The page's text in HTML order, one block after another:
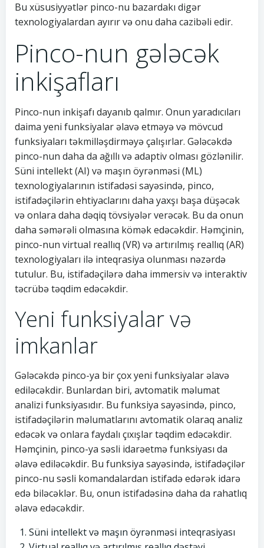
Bu xüsusiyyətlər pinco-nu bazardakı digər
texnologiyalardan ayırır və onu daha cazibəli edir.
Pinco-nun gələcək
inkişafları
Pinco-nun inkişafı dayanıb qalmır. Onun yaradıcıları
daima yeni funksiyalar əlavə etməyə və mövcud
funksiyaları təkmilləşdirməyə çalışırlar. Gələcəkdə
pinco-nun daha da ağıllı və adaptiv olması gözlənilir.
Süni intellekt (AI) və maşın öyrənməsi (ML)
texnologiyalarının istifadəsi sayəsində, pinco,
istifadəçilərin ehtiyaclarını daha yaxşı başa düşəcək
və onlara daha dəqiq tövsiyələr verəcək. Bu da onun
daha səmərəli olmasına kömək edəcəkdir. Həmçinin,
pinco-nun virtual reallıq (VR) və artırılmış reallıq (AR)
texnologiyaları ilə inteqrasiya olunması nəzərdə
tutulur. Bu, istifadəçilərə daha immersiv və interaktiv
təcrübə təqdim edəcəkdir.
Yeni funksiyalar və
imkanlar
Gələcəkdə pinco-ya bir çox yeni funksiyalar əlavə
ediləcəkdir. Bunlardan biri, avtomatik məlumat
analizi funksiyasıdır. Bu funksiya sayəsində, pinco,
istifadəçilərin məlumatlarını avtomatik olaraq analiz
edəcək və onlara faydalı çıxışlar təqdim edəcəkdir.
Həmçinin, pinco-ya səsli idarəetmə funksiyası da
əlavə ediləcəkdir. Bu funksiya sayəsində, istifadəçilər
pinco-nu səsli komandalardan istifadə edərək idarə
edə biləcəklər. Bu, onun istifadəsinə daha da rahatlıq
əlavə edəcəkdir.
Süni intellekt və maşın öyrənməsi inteqrasiyası